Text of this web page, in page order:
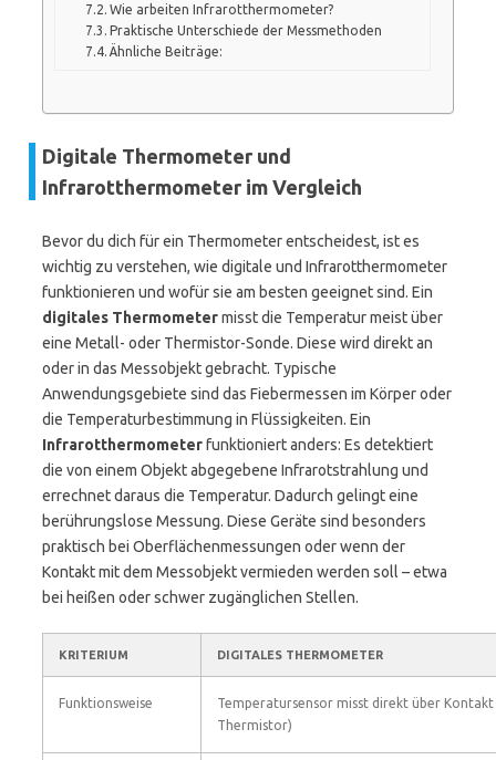
Wie arbeiten Infrarotthermometer?
Praktische Unterschiede der Messmethoden
Ähnliche Beiträge:
Digitale Thermometer und
Infrarotthermometer im Vergleich
Bevor du dich für ein Thermometer entscheidest, ist es
wichtig zu verstehen, wie digitale und Infrarotthermometer
funktionieren und wofür sie am besten geeignet sind. Ein
digitales Thermometermisst die Temperatur meist über
eine Metall- oder Thermistor-Sonde. Diese wird direkt an
oder in das Messobjekt gebracht. Typische
Anwendungsgebiete sind das Fiebermessen im Körper oder
die Temperaturbestimmung in Flüssigkeiten. Ein
Infrarotthermometerfunktioniert anders: Es detektiert
die von einem Objekt abgegebene Infrarotstrahlung und
errechnet daraus die Temperatur. Dadurch gelingt eine
berührungslose Messung. Diese Geräte sind besonders
praktisch bei Oberflächenmessungen oder wenn der
Kontakt mit dem Messobjekt vermieden werden soll – etwa
bei heißen oder schwer zugänglichen Stellen.
KRITERIUM DIGITALES THERMOMETER
Funktionsweise
Temperatursensor misst direkt über Kontakt
Thermistor)